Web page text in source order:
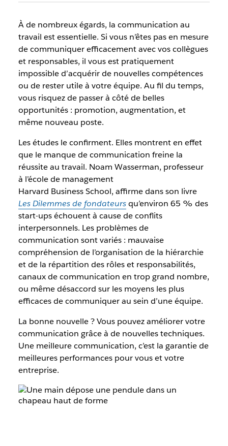
communication
Réussir sa communication n’est pas forcément intuitif mais
ces conseils vous aideront à améliorer vos échanges
individuels et en équipe
Par l’équipe Slack
30 septembre 2025
À de nombreux égards, la communication au
travail est essentielle. Si vous n’êtes pas en mesure
de communiquer efficacement avec vos collègues
et responsables, il vous est pratiquement
impossible d’acquérir de nouvelles compétences
ou de rester utile à votre équipe. Au fil du temps,
vous risquez de passer à côté de belles
opportunités : promotion, augmentation, et
même nouveau poste.
Les études le confirment. Elles montrent en effet
que le manque de communication freine la
réussite au travail. Noam Wasserman, professeur
à l’école de management
Harvard Business School, affirme dans son livre
Les Dilemmes de fondateursqu’environ 65 % des
start-ups échouent à cause de conflits
interpersonnels. Les problèmes de
communication sont variés : mauvaise
compréhension de l’organisation de la hiérarchie
et de la répartition des rôles et responsabilités,
canaux de communication en trop grand nombre,
ou même désaccord sur les moyens les plus
efficaces de communiquer au sein d’une équipe.
La bonne nouvelle ? Vous pouvez améliorer votre
communication grâce à de nouvelles techniques.
Une meilleure communication, c’est la garantie de
meilleures performances pour vous et votre
entreprise.